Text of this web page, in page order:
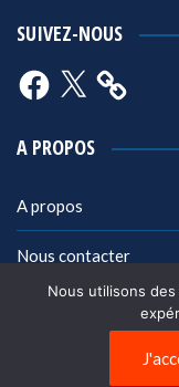
SUIVEZ-NOUS
Facebook
X
A PROPOS
A propos
Nous contacter
Politique de
Nous utilisons